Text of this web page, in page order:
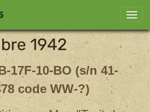
1942
17F-10-BO (s/n 41-
code WW-?)